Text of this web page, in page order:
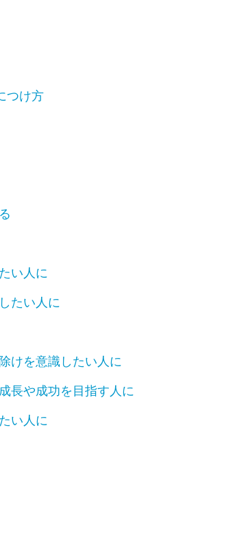
つけ方
い人に
たい人に
けを意識したい人に
長や成功を目指す人に
い人に